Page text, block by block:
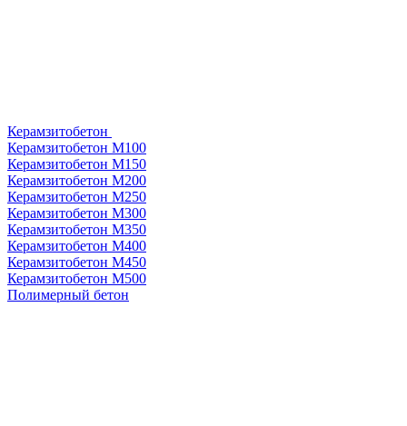
Керамзитобетон
Керамзитобетон М100
Керамзитобетон М150
Керамзитобетон М200
Керамзитобетон М250
Керамзитобетон М300
Керамзитобетон М350
Керамзитобетон М400
Керамзитобетон М450
Керамзитобетон М500
Полимерный бетон